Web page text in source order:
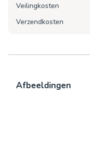
Veilingkosten
Verzendkosten
Afbeeldingen